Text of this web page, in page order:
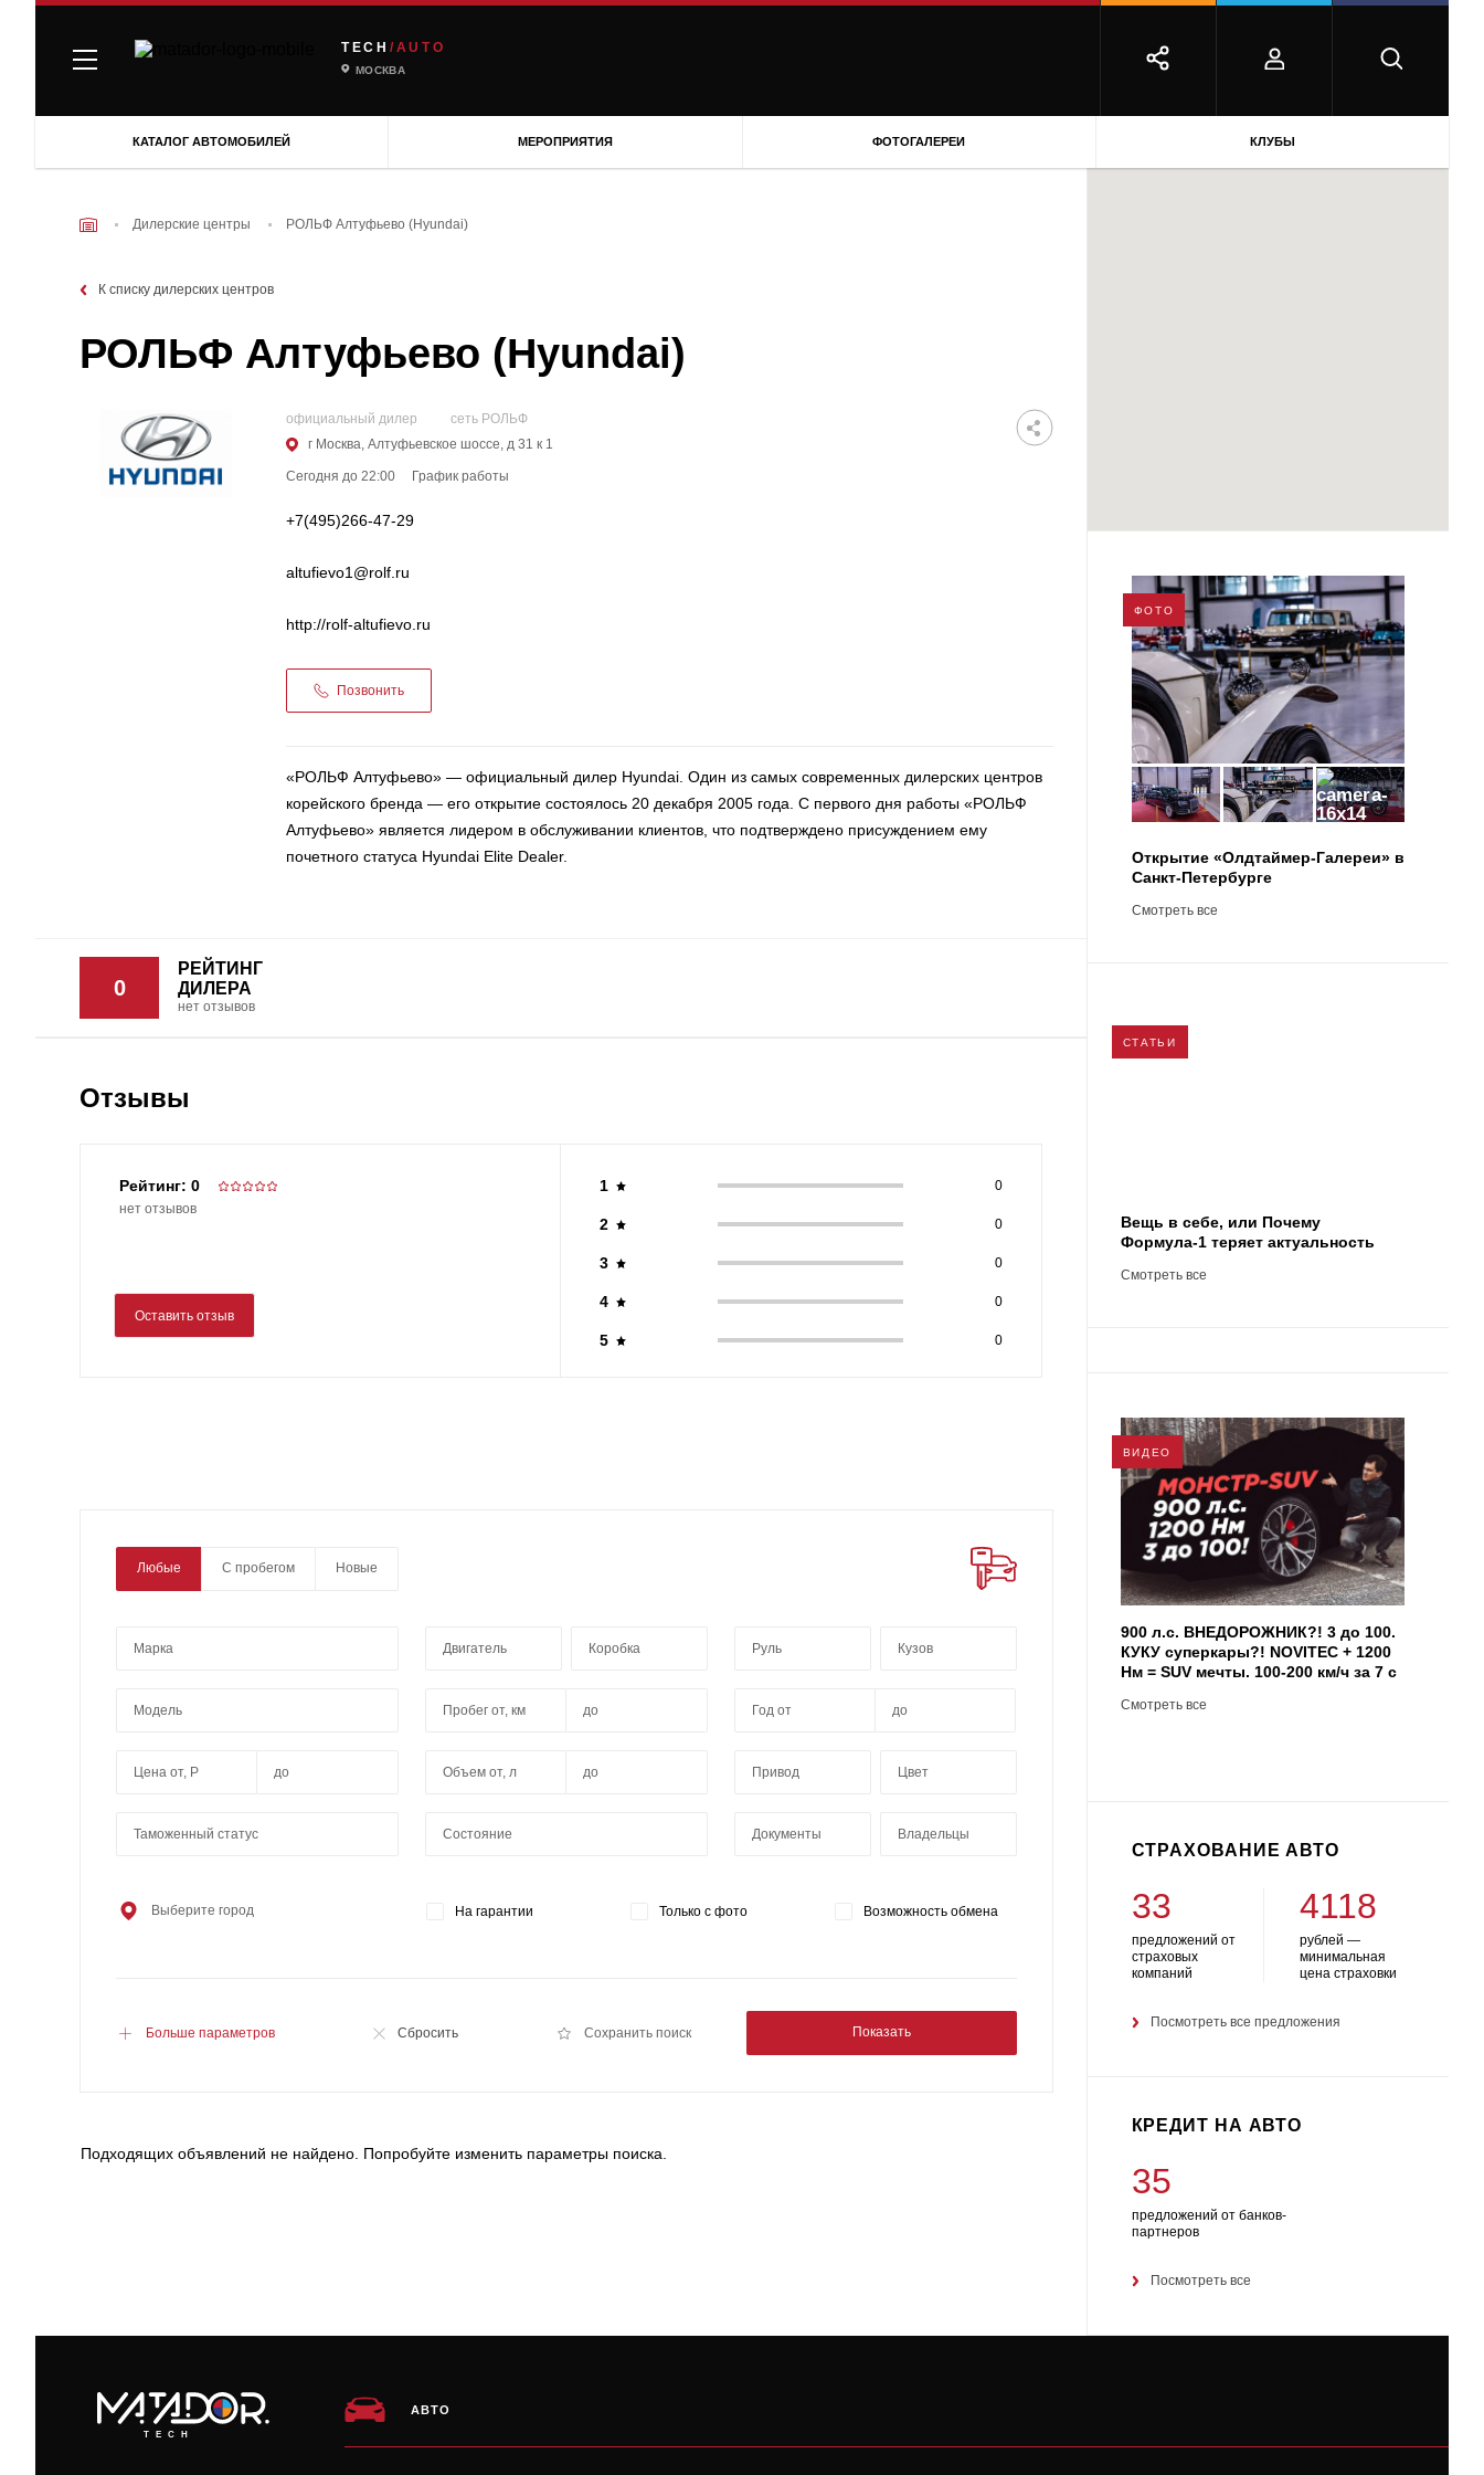
TECH /AUTO
МОСКВА
КАТАЛОГ АВТОМОБИЛЕЙ МЕРОПРИЯТИЯ ФОТОГАЛЕРЕИ КЛУБЫ
Дилерские центры РОЛЬФ Алтуфьево (Hyundai)
К списку дилерских центров
РОЛЬФ Алтуфьево (Hyundai)
официальный дилер cеть РОЛЬФ
г Москва, Алтуфьевское шоссе, д 31 к 1
Сегодня до 22:00 График работы
+7(495)266-47-29
altufievo1@rolf.ru
http://rolf-altufievo.ru
Позвонить
«РОЛЬФ Алтуфьево» — официальный дилер Hyundai. Один из самых современных дилерских центров
корейского бренда — его открытие состоялось 20 декабря 2005 года. С первого дня работы «РОЛЬФ
Алтуфьево» является лидером в обслуживании клиентов, что подтверждено присуждением ему
почетного статуса Hyundai Elite Dealer.
0
РЕЙТИНГ
ДИЛЕРА
нет отзывов
Отзывы
Рейтинг: 0
нет отзывов
1 0
2 0
3 0
4 0
5 0
Оставить отзыв
Любые С пробегом Новые
Марка Двигатель Коробка Руль Кузов
Модель Год от до
Привод Цвет
Таможенный статус Состояние Документы Владельцы
Выберите город На гарантии Только с фото Возможность обмена
Больше параметров Сбросить Сохранить поиск Показать
Подходящих объявлений не найдено. Попробуйте изменить параметры поиска.
ФОТО
Открытие «Олдтаймер-Галереи» в
Санкт-Петербурге
Смотреть все
СТАТЬИ
Вещь в себе, или Почему
Формула-1 теряет актуальность
Смотреть все
ВИДЕО
900 л.с. ВНЕДОРОЖНИК?! 3 до 100.
КУКУ суперкары?! NOVITEC + 1200
Нм = SUV мечты. 100-200 км/ч за 7 с
Смотреть все
СТРАХОВАНИЕ АВТО
33
предложений от
страховых
компаний
4118
рублей —
минимальная
цена страховки
Посмотреть все предложения
КРЕДИТ НА АВТО
35
предложений от банков-
партнеров
Посмотреть все
TECH
АВТО